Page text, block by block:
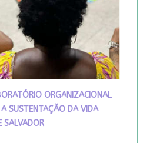
ORGANIZACIONAL
A SUSTENTAÇÃO DA VIDA
SALVADOR